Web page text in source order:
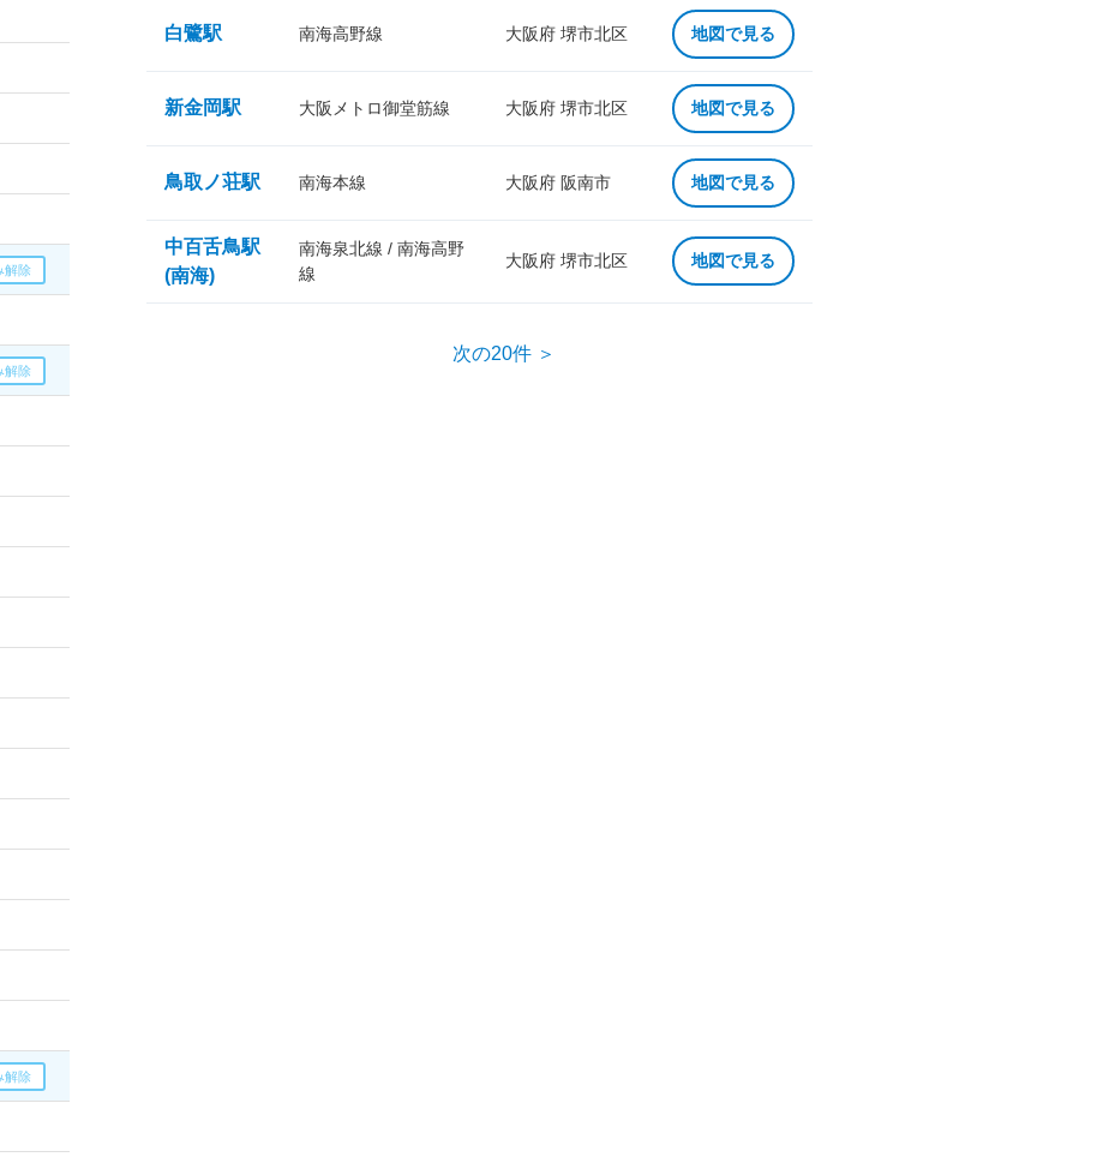
白鷺駅 南海高野線 大阪府 堺市北区 地図で見る
新金岡駅 大阪メトロ御堂筋線 大阪府 堺市北区 地図で見る
鳥取ノ荘駅 南海本線 大阪府 阪南市 地図で見る
中百舌鳥駅
(南海)
南海泉北線 / 南海高野
線
大阪府 堺市北区 地図で見る
次の20件 ＞